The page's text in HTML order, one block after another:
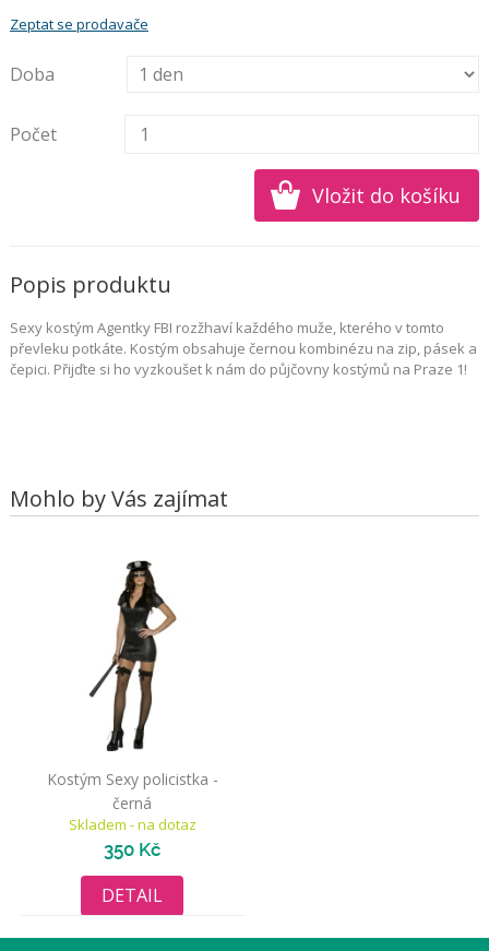
Zeptat se prodavače
Doba
Počet
Popis produktu
Sexy kostým Agentky FBI rozžhaví každého muže, kterého v tomto
převleku potkáte. Kostým obsahuje černou kombinézu na zip, pásek a
čepici. Přijďte si ho vyzkoušet k nám do půjčovny kostýmů na Praze 1!
Mohlo by Vás zajímat
Kostým Sexy policistka -
černá
Skladem - na dotaz
350 Kč
DETAIL